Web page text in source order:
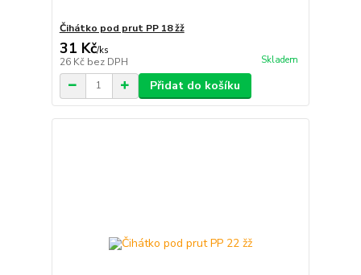
Čihátko pod prut PP 18 žž
31 Kč/ks
26 Kč bez DPH Skladem
Přidat do košíku